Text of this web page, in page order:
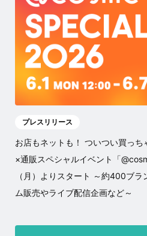
プレスリリース
お店もネットも！ ついつい買っ
×通販スペシャルイベント「
（月）よりスタート ～約400ブ
ム販売やライブ配信企画など～